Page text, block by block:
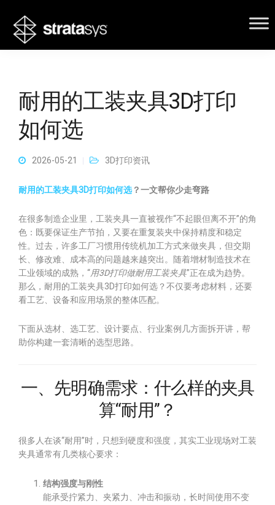
耐用的工装夹具3D打印
如何选
2026-05-21 3D打印资讯
耐用的工装夹具3D打印如何选？一文帮你少走弯路
在很多制造企业里，工装夹具一直被视作“不起眼但离不开”的角
色：既要保证生产节拍，又要在重复装夹中保持精度和稳定
性。过去，许多工厂习惯用传统机加工方式来做夹具，但交期
长、修改难、成本高的问题越来越突出。随着增材制造技术在
工业领域的成熟，“用3D打印做耐用工装夹具”正在成为趋势。
那么，耐用的工装夹具3D打印如何选？不仅要考虑材料，还要
看工艺、设备和应用场景的整体匹配。
下面从选材、选工艺、设计要点、行业案例几方面拆开讲，帮
助你构建一套清晰的选型思路。
一、先明确需求：什么样的夹具
算“耐用”？
很多人在谈“耐用”时，只想到硬度和强度，其实工业现场对工装
夹具通常有几类核心要求：
结构强度与刚性
能承受拧紧力、夹紧力、冲击和振动，长时间使用不变